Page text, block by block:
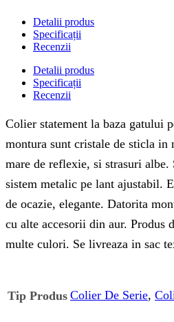
Detalii produs
Specificații
Recenzii
Detalii produs
Specificații
Recenzii
Colier statement la baza gatului
montura sunt cristale de sticla in
mare de reflexie, si strasuri albe.
sistem metalic pe lant ajustabil.
de ocazie, elegante. Datorita
cu alte accesorii din aur. Produs
multe culori. Se livreaza in sac
Tip Produs Colier De Serie,